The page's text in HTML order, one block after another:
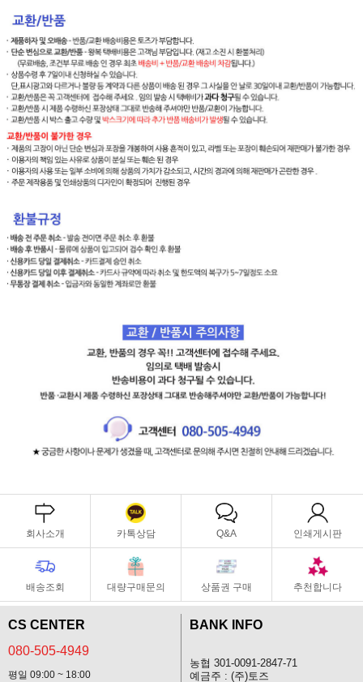
회사소개 카톡상담 Q&A 인쇄게시판
배송조회 대량구매문의 상품권 구매 추천합니다
CS CENTER
080-505-4949
평일 09:00 ~ 18:00
BANK INFO
농협 301-0091-2847-71
예금주 : (주)토즈